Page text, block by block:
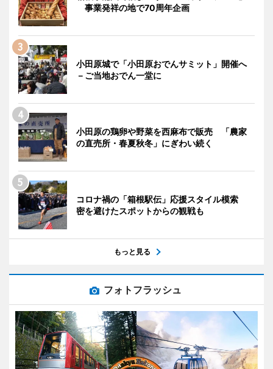
事業発祥の地で70周年企画
小田原城で「小田原おでんサミット」開催へ
－ご当地おでん一堂に
小田原の鶏卵や野菜を西麻布で販売 「農家
の直売所・春夏秋冬」にぎわい続く
コロナ禍の「箱根駅伝」応援スタイル模索
密を避けたスポットからの観戦も
もっと見る
フォトフラッシュ